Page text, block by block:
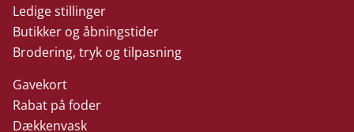
Ledige stillinger
Butikker og åbningstider
Brodering, tryk og tilpasning
Gavekort
Rabat på foder
Dækkenvask